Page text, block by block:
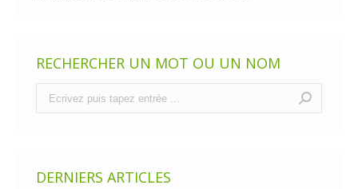
RECHERCHER UN MOT OU UN NOM
DERNIERS ARTICLES